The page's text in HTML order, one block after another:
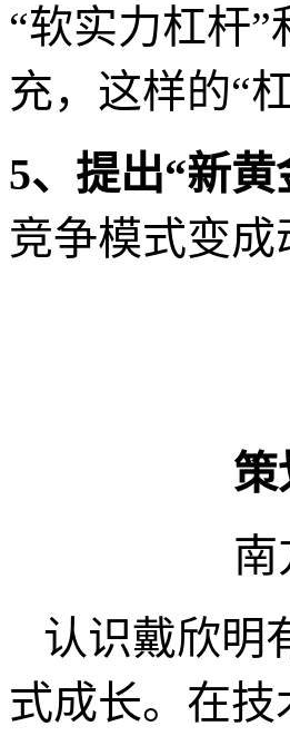
“软实力杠杆
充，这样的“
5、提出“新
竞争模式变
策
认识戴欣明
式成长。在